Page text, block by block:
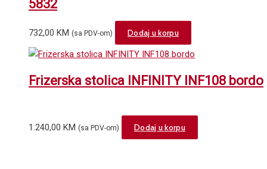
5832
732,00 KM (sa PDV-om) Dodaj u korpu
Frizerska stolica INFINITY INF108 bordo
1.240,00 KM (sa PDV-om) Dodaj u korpu